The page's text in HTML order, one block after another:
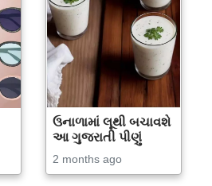
ઉનાળામાં લૂથી બચાવશે
આ ગુજરાતી પીણું
2 months ago